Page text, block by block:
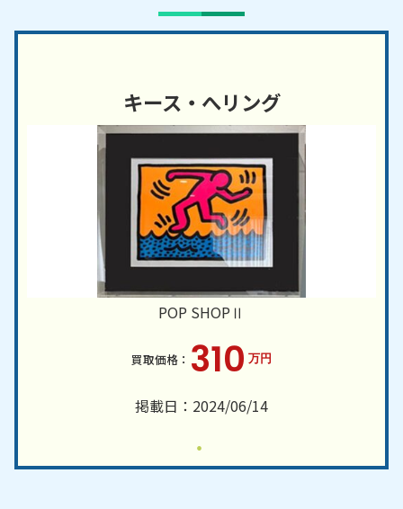
キース・へリング
POP SHOPⅡ
310 万円
掲載日：2024/06/14